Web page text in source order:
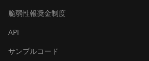
脆弱性報奨金制度
API
サンプルコード